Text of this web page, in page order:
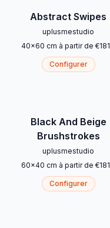
Abstract Swipes
uplusmestudio
40x60 cm à partir de €181
Configurer
Black And Beige
Brushstrokes
uplusmestudio
60x40 cm à partir de €181
Configurer